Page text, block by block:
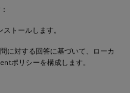
トールします。
に対する回答に基づいて、ローカ
ポリシーを構成します。